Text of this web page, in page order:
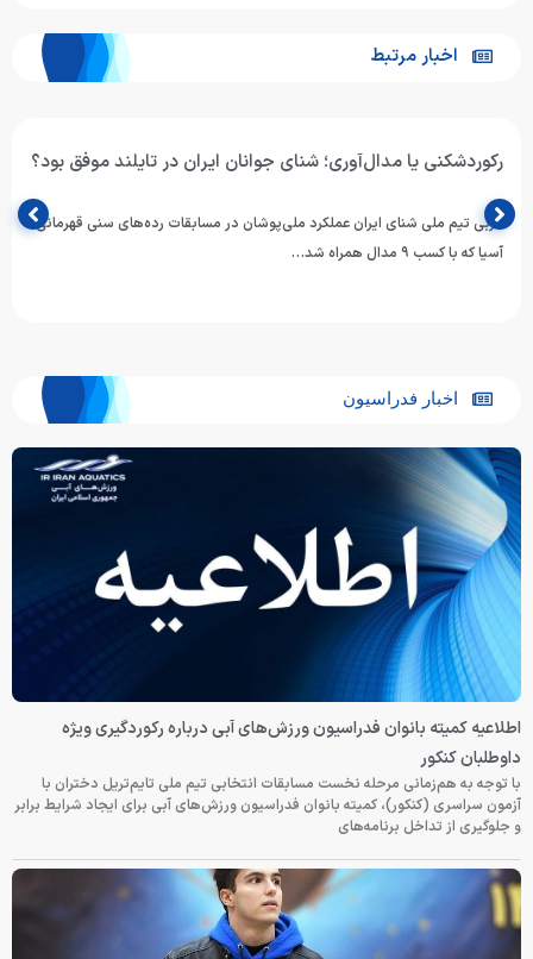
اخبار مرتبط
رکوردشکنی یا مدال‌آوری؛ شنای جوانان ایران در تایلند موفق بود؟
مربی تیم ملی شنای ایران عملکرد ملی‌پوشان در مسابقات رده‌های سنی قهرمانی
آسیا که با کسب ۹ مدال همراه شد…
اخبار فدراسیون
اطلاعیه کمیته بانوان فدراسیون ورزش‌های آبی درباره رکوردگیری ویژه
داوطلبان کنکور
با توجه به هم‌زمانی مرحله نخست مسابقات انتخابی تیم ملی تایم‌تریل دختران با
آزمون سراسری (کنکور)، کمیته بانوان فدراسیون ورزش‌های آبی برای ایجاد شرایط برابر
و جلوگیری از تداخل برنامه‌های